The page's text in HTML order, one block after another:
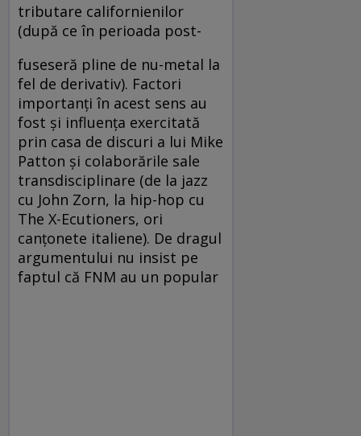
tributare californienilor
(după ce în perioada post-
fuseseră pline de nu-metal la
fel de derivativ). Factori
importanţi în acest sens au
fost şi influenţa exercitată
prin casa de discuri a lui Mike
Patton şi colaborările sale
transdisciplinare (de la jazz
cu John Zorn, la hip-hop cu
The X-Ecutioners, ori
canţonete italiene). De dragul
argumentului nu insist pe
faptul că FNM au un popular